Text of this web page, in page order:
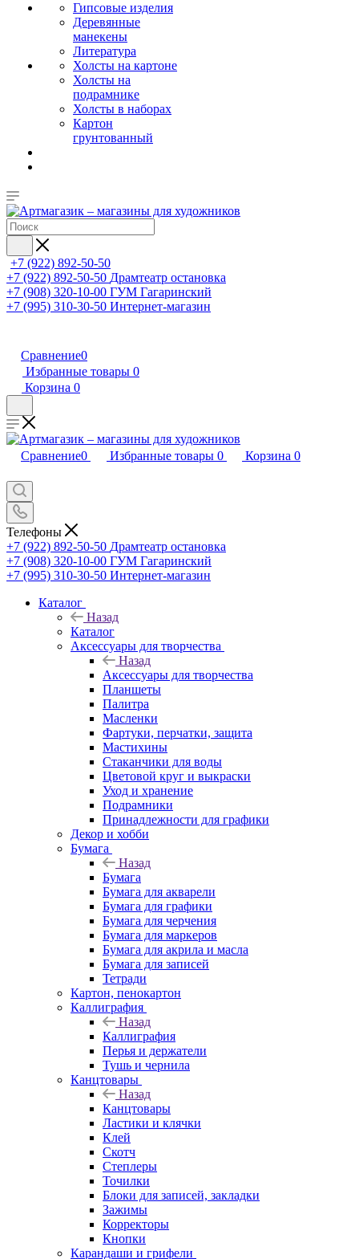
Гипсовые изделия
Деревянные
манекены
Литература
Холсты на картоне
Холсты на
подрамнике
Холсты в наборах
Картон
грунтованный
+7 (922) 892-50-50
+7 (922) 892-50-50 Драмтеатр остановка
+7 (908) 320-10-00 ГУМ Гагаринский
+7 (995) 310-30-50 Интернет-магазин
Сравнение0
Избранные товары 0
Корзина 0
Сравнение0 Избранные товары 0 Корзина 0
Телефоны
+7 (922) 892-50-50 Драмтеатр остановка
+7 (908) 320-10-00 ГУМ Гагаринский
+7 (995) 310-30-50 Интернет-магазин
Каталог
Назад
Каталог
Аксессуары для творчества
Назад
Аксессуары для творчества
Планшеты
Палитра
Масленки
Фартуки, перчатки, защита
Мастихины
Стаканчики для воды
Цветовой круг и выкраски
Уход и хранение
Подрамники
Принадлежности для графики
Декор и хобби
Бумага
Назад
Бумага
Бумага для акварели
Бумага для графики
Бумага для черчения
Бумага для маркеров
Бумага для акрила и масла
Бумага для записей
Тетради
Картон, пенокартон
Каллиграфия
Назад
Каллиграфия
Перья и держатели
Тушь и чернила
Канцтовары
Назад
Канцтовары
Ластики и клячки
Клей
Скотч
Степлеры
Точилки
Блоки для записей, закладки
Зажимы
Корректоры
Кнопки
Карандаши и грифели